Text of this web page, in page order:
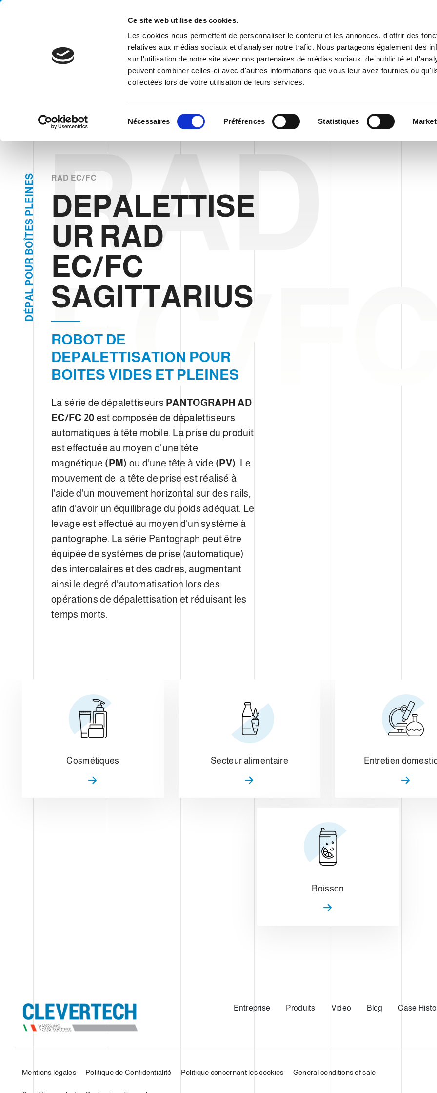
Ce site web utilise des cookies.
Les cookies nous permettent de personnaliser le contenu et les annonces, d'offrir des
relatives aux médias sociaux et d'analyser notre trafic. Nous partageons également des
sur l'utilisation de notre site avec nos partenaires de médias sociaux, de publicité et
peuvent combiner celles-ci avec d'autres informations que vous leur avez fournies ou
collectées lors de votre utilisation de leurs services.
é
n
u
c
o
n
s
e
n
t
Nécessaires Préférences Statistiques
ENTREPRISE PRODUITS VIDEO BLOG CASE
D
É
P
A
L
P
O
U
R
B
O
Î
T
E
S
P
L
E
I
N
E
S RAD EC/FC
DEPALETTISE
UR RAD
EC/FC
SAGITTARIUS
ROBOT DE
DEPALETTISATION POUR
BOITES VIDES ET PLEINES
La série de dépalettiseurs PANTOGRAPH AD
EC/FC 20 est composée de dépalettiseurs
automatiques à tête mobile. La prise du produit
est effectuée au moyen d'une tête
magnétique (PM) ou d'une tête à vide (PV). Le
mouvement de la tête de prise est réalisé à
l'aide d'un mouvement horizontal sur des rails,
afin d'avoir un équilibrage du poids adéquat. Le
levage est effectué au moyen d'un système à
pantographe. La série Pantograph peut être
équipée de systèmes de prise (automatique)
des intercalaires et des cadres, augmentant
ainsi le degré d'automatisation lors des
opérations de dépalettisation et réduisant les
temps morts.
RAD
EC/
Cosmétiques Secteur alimentaire Entretien
Boisson
DEPALETTISEUR RAD EC/FC SAGITTARIUS DEMANDE
Entreprise Produits Video Blog Case
Mentions légales Politique de Confidentialité Politique concernant les cookies General conditions of sale